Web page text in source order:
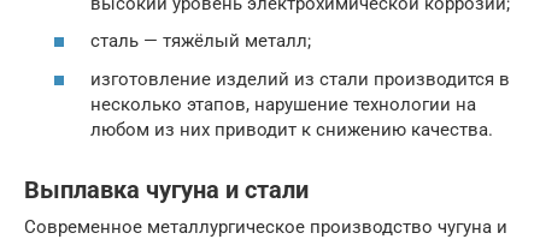
сталь — тяжёлый металл;
изготовление изделий из стали производится в
несколько этапов, нарушение технологии на
любом из них приводит к снижению качества.
Выплавка чугуна и стали
Современное металлургическое производство чугуна и